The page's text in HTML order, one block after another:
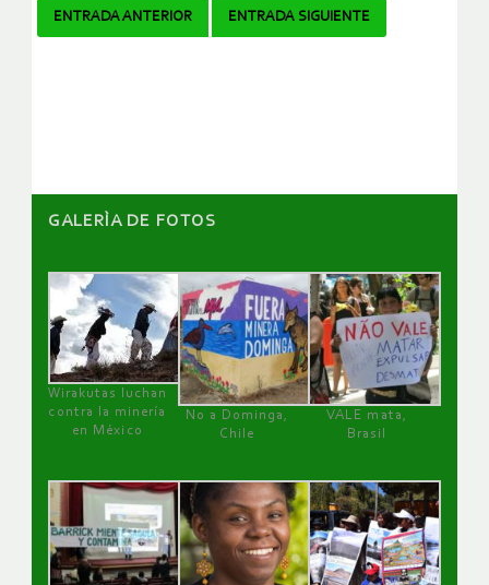
Navegador
ENTRADA ANTERIOR ENTRADA SIGUIENTE
GALERÌA DE FOTOS
Wirakutas luchan
contra la minería
en México
No a Dominga,
Chile
VALE mata,
Brasil